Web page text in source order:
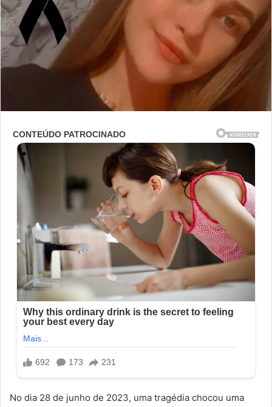
No dia 28 de junho de 2023, uma tragédia chocou uma